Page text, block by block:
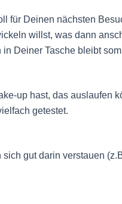
für Deinen nächsten
willst, was dann
Deiner Tasche bleibt
up hast, das auslaufen
getestet.
gut darin verstauen